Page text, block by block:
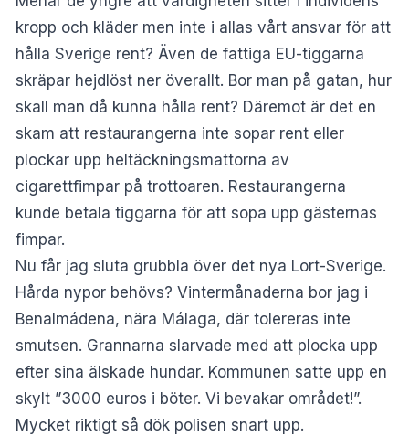
kropp och kläder men inte i allas vårt ansvar för att
hålla Sverige rent? Även de fattiga EU-tiggarna
skräpar hejdlöst ner överallt. Bor man på gatan, hur
skall man då kunna hålla rent? Däremot är det en
skam att restaurangerna inte sopar rent eller
plockar upp heltäckningsmattorna av
cigarettfimpar på trottoaren. Restaurangerna
kunde betala tiggarna för att sopa upp gästernas
fimpar.
Nu får jag sluta grubbla över det nya Lort-Sverige.
Hårda nypor behövs? Vintermånaderna bor jag i
Benalmádena, nära Málaga, där tolereras inte
smutsen. Grannarna slarvade med att plocka upp
efter sina älskade hundar. Kommunen satte upp en
skylt ”3000 euros i böter. Vi bevakar området!”.
Mycket riktigt så dök polisen snart upp.